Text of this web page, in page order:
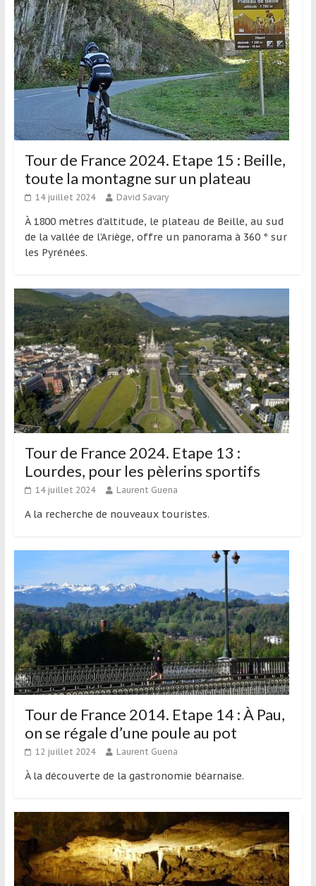
Tour de France 2024. Etape 15 : Beille,
toute la montagne sur un plateau
14 juillet 2024 David Savary
À 1800 mètres d’altitude, le plateau de Beille, au sud
de la vallée de l’Ariège, offre un panorama à 360 ° sur
les Pyrénées.
Tour de France 2024. Etape 13 :
Lourdes, pour les pèlerins sportifs
14 juillet 2024 Laurent Guena
A la recherche de nouveaux touristes.
Tour de France 2014. Etape 14 : À Pau,
on se régale d’une poule au pot
12 juillet 2024 Laurent Guena
À la découverte de la gastronomie béarnaise.